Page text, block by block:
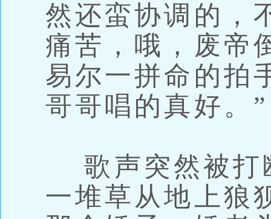
然还蛮协调的，
痛苦，哦，废帝
易尔一拼命的拍
哥哥唱的真好。”
歌声突然被打
一堆草从地上狼